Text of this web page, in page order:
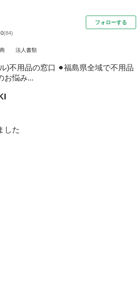
(84)
フォローする
法人書類
)不用品の窓口 ⚫︎福島県全域で不用品
お悩み...
した